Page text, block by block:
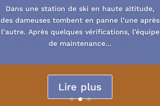
Dans une station de ski en haute altitude,
des dameuses tombent en panne l’une après
l’autre. Après quelques vérifications, l’équipe
de maintenance...
Lire plus